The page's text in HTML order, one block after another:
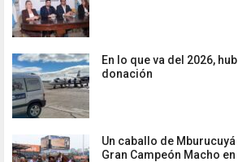
En lo que va del 2026,
donación
Un caballo de
Gran Campeón Macho